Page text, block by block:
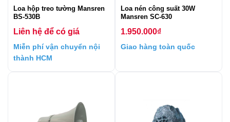
Loa hộp treo tường Mansren
BS-530B
Liên hệ để có giá
Miễn phí vận chuyển nội
thành HCM
Loa nén công suất 30W
Mansren SC-630
1.950.000₫
Giao hàng toàn quốc